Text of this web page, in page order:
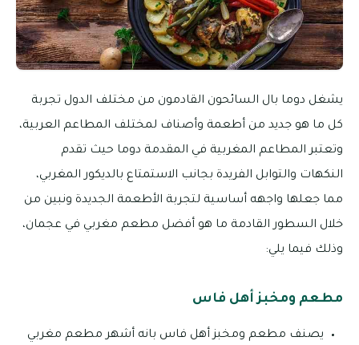
يشغل دوما بال السائحون القادمون من مختلف الدول تجربة
كل ما هو جديد من أطعمة وأصناف لمختلف المطاعم العربية،
وتعتبر المطاعم المغربية في المقدمة دوما حيث تقدم
النكهات والتوابل الفريدة بجانب الاستمتاع بالديكور المغربي،
مما جعلها واجهه أساسية لتجربة الأطعمة الجديدة ونبين من
خلال السطور القادمة ما هو أفضل مطعم مغربي في عجمان،
وذلك فيما يلي:
مطعم ومخبز أهل فاس
يصنف مطعم ومخبز أهل فاس بانه أشهر مطعم مغربي